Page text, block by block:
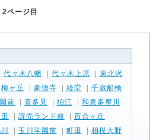
2ページ目
代々木八幡 代々木上原
東北沢
梅ヶ丘 豪徳寺 経堂
千歳船橋
前 喜多見 狛江
和泉多摩川
読売ランド前
百合ヶ丘
玉川学園前 町田
相模大野